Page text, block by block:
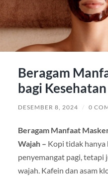
Beragam
bagi
DESEMBER 8, 2024 / 0
Beragam Manfaat
Wajah – Kopi tidak hanya
penyemangat pagi, tetapi
wajah. Kafein dan asam